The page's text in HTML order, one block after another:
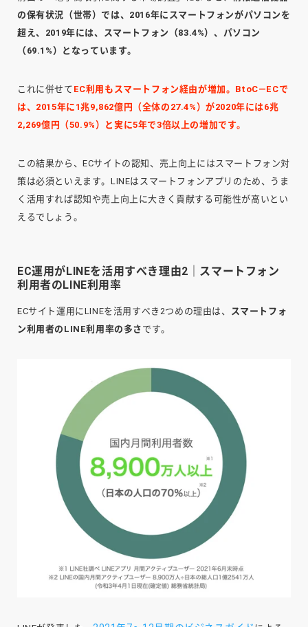
の保有状況（世帯）では、2016年にスマートフォンがパソコンを
超え、2019年には、スマートフォン（83.4%）、パソコン
（69.1%）となっています。
これに併せて EC利用もスマートフォン経由が増加。BtoC―ECで
は、2015年に1兆9,862億円（全体の27.4%）が2020年には6兆
2,269億円（50.9%）と実に5年で3倍以上の増加です。
この結果から、ECサイトの認知、売上向上にはスマートフォン対
策は必須といえます。LINEはスマートフォンアプリのため、うま
く活用すれば認知や売上向上に大きく貢献する可能性が高いとい
えるでしょう。
EC運用がLINEを活用すべき理由2｜スマートフォン
利用者のLINE利用率
ECサイト運用にLINEを活用すべき2つめの理由は、 スマートフォ
ン利用者のLINE利用率の多さ です。